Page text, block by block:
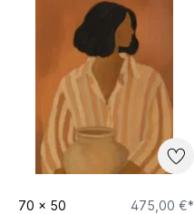
70 x 50
475,00 €*